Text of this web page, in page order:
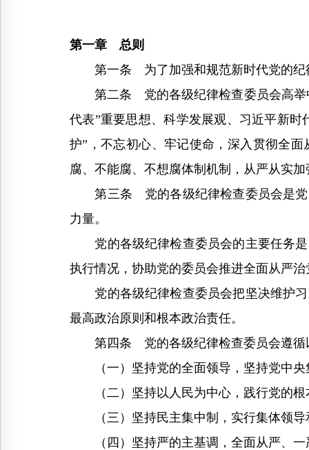
第一章 总则
第一条 为了加强和规范新时代党的纪
第二条 党的各级纪律检查委员会高举中
代表”重要思想、科学发展观、习近平新时
护”，不忘初心、牢记使命，深入贯彻全
腐、不能腐、不想腐体制机制，从严从实
第三条 党的各级纪律检查委员会是党
力量。
党的各级纪律检查委员会的主要任务是
执行情况，协助党的委员会推进全面从严
党的各级纪律检查委员会把坚决维护习
最高政治原则和根本政治责任。
第四条 党的各级纪律检查委员会遵循
（一）坚持党的全面领导，坚持党中央
（二）坚持以人民为中心，践行党的根
（三）坚持民主集中制，实行集体领导
（四）坚持严的主基调，全面从严、一